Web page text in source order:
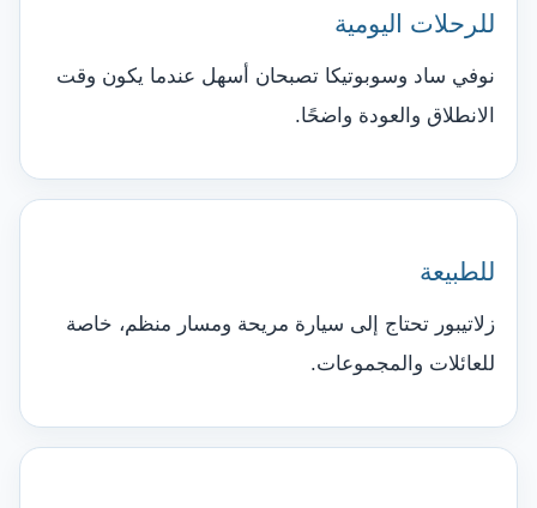
للرحلات اليومية
نوفي ساد وسوبوتيكا تصبحان أسهل عندما يكون وقت
الانطلاق والعودة واضحًا.
للطبيعة
زلاتيبور تحتاج إلى سيارة مريحة ومسار منظم، خاصة
للعائلات والمجموعات.